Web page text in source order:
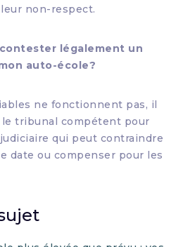
non-respect.
légalement un
auto-école?
ne fonctionnent pas, il
tribunal compétent pour
qui peut contraindre
date ou compenser pour les